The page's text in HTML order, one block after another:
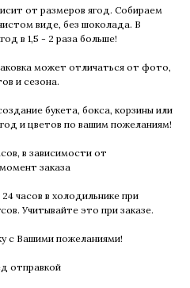
от размеров ягод. Собираем
виде, без шоколада. В
в 1,5 - 2 раза больше!
может отличаться от фото,
и сезона.
букета, бокса, корзины или
и цветов по вашим пожеланиям!
в зависимости от
заказа
часов в холодильнике при
Учитывайте это при заказе.
с Вашими пожеланиями!
отправкой